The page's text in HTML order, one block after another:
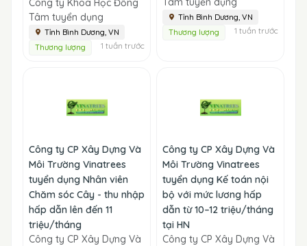
Tâm tuyển dụng
Tỉnh Bình Dương, VN
Thương lượng
1 tuần trước
Tỉnh Bình Dương, VN
Thương lượng
1 tuần trước
Công ty CP Xây Dựng Và
Môi Trường Vinatrees
tuyển dụng Nhân viên
Chăm sóc Cây - thu nhập
hấp dẫn lên đến 11
triệu/tháng
Công ty CP Xây Dựng Và
Công ty CP Xây Dựng Và
Môi Trường Vinatrees
tuyển dụng Kế toán nội
bộ với mức lương hấp
dẫn từ 10–12 triệu/tháng
tại HN
Công ty CP Xây Dựng Và